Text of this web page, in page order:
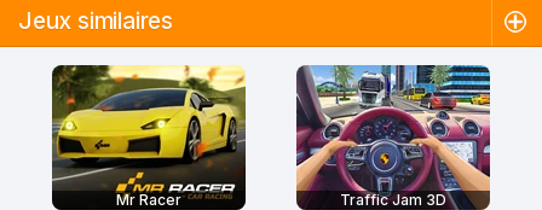
Jeux similaires
Mr Racer Traffic Jam 3D